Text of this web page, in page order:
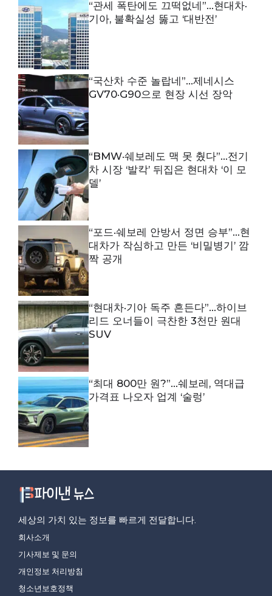
“관세 폭탄에도 끄떡없네”…현대차·
기아, 불확실성 뚫고 ‘대반전’
“국산차 수준 놀랍네”…제네시스
GV70·G90으로 현장 시선 장악
“BMW·쉐보레도 맥 못 췄다”…전기
차 시장 ‘발칵’ 뒤집은 현대차 ‘이 모
델’
“포드·쉐보레 안방서 정면 승부”…현
대차가 작심하고 만든 ‘비밀병기’ 깜
짝 공개
“현대차·기아 독주 흔든다”…하이브
리드 오너들이 극찬한 3천만 원대
SUV
“최대 800만 원?”…쉐보레, 역대급
가격표 나오자 업계 ‘술렁’
세상의 가치 있는 정보를 빠르게 전달합니다.
회사소개
기사제보 및 문의
개인정보 처리방침
청소년보호정책